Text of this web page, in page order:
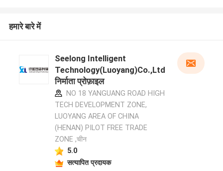
हमारे बारे में
Seelong Intelligent
Technology(Luoyang)Co.,Ltd
निर्माता प्रोफ़ाइल
NO 18 YANGUANG ROAD HIGH
TECH DEVELOPMENT ZONE,
LUOYANG AREA OF CHINA
(HENAN) PILOT FREE TRADE
ZONE ,चीन
5.0
सत्यापित प्रदायक